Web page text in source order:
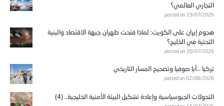
التجاري العالمي؟
posted on 19/07/2026
هجوم إيران على الكويت: لماذا فتحت طهران جبهة الاقتصاد والبنية
التحتية في الخليج؟
posted on 20/07/2026
تركيا …آيا صوفيا وتصحيح المسار التاريخي
posted on 02/08/2026
التحولات الجيوسياسية وإعادة تشكيل البيئة الأمنية الخليجية.. (4)